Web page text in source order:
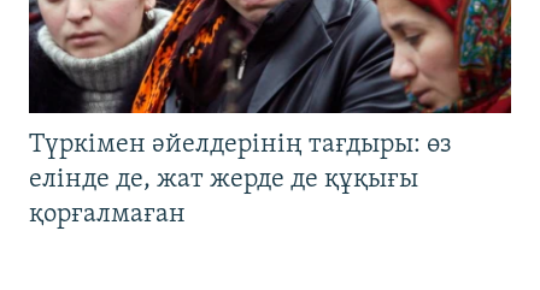
Түркімен әйелдерінің тағдыры: өз
елінде де, жат жерде де құқығы
қорғалмаған